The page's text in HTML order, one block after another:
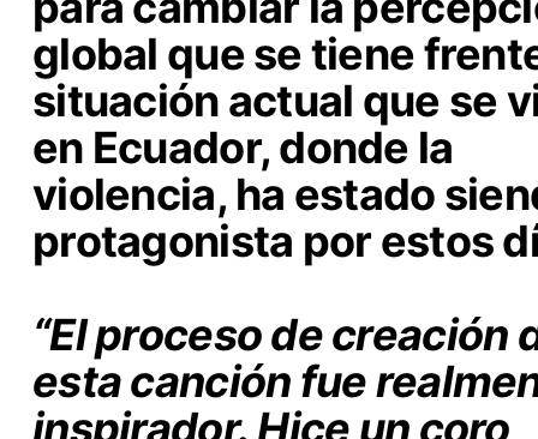
global que se tiene
situación actual que se
en Ecuador, donde la
violencia, ha estado
protagonista por estos
“El proceso de creación
esta canción fue
inspirador. Hice un coro